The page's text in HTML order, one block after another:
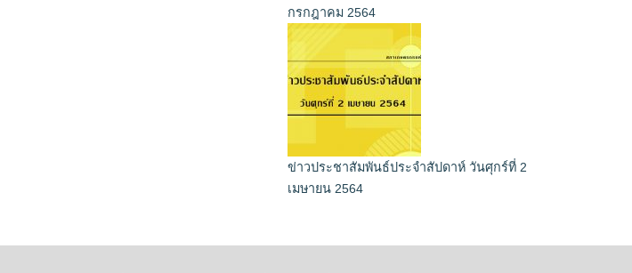
กรกฎาคม 2564
ข่าวประชาสัมพันธ์ประจำสัปดาห์ วันศุกร์ที่ 2
เมษายน 2564